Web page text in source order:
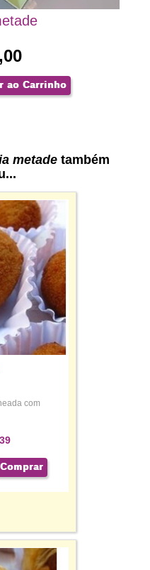
ao Carrinho
metade também
com
Comprar